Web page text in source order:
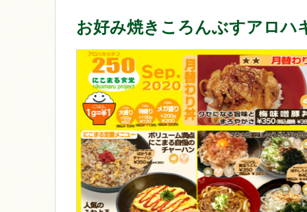
お好み焼きころんぶすアロハ